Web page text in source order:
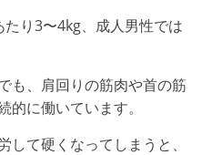
り3〜4kg、成人男性では
も、肩回りの筋肉や首の筋
に働いています。
て硬くなってしまうと、